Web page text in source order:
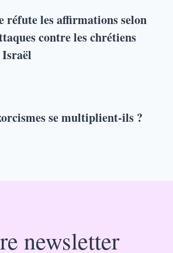
réfute les affirmations selon
contre les chrétiens
se multiplient-ils ?
newsletter